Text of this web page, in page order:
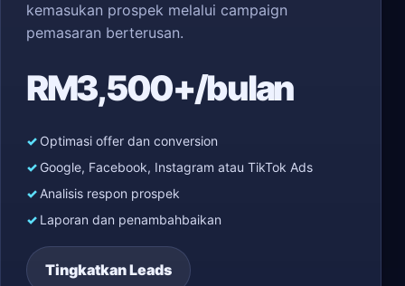
kemasukan prospek melalui campaign
pemasaran berterusan.
RM3,500+/bulan
Optimasi offer dan conversion
Google, Facebook, Instagram atau TikTok Ads
Analisis respon prospek
Laporan dan penambahbaikan
Tingkatkan Leads